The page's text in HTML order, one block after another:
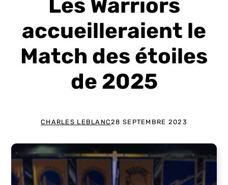
Les Warriors
accueilleraient le
Match des étoiles
de 2025
CHARLES LEBLANC28 SEPTEMBRE 2023